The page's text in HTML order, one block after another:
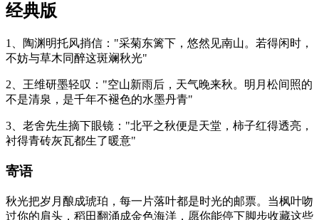
经典版
1、陶渊明托风捎信："采菊东篱下，悠然见南山。若得闲时，
不妨与草木同醉这斑斓秋光"
2、王维研墨轻叹："空山新雨后，天气晚来秋。明月松间照的
不是清泉，是千年不褪色的水墨丹青"
3、老舍先生摘下眼镜："北平之秋便是天堂，柿子红得透亮，
衬得青砖灰瓦都生了暖意"
寄语
秋光把岁月酿成琥珀，每一片落叶都是时光的邮票。当枫叶吻
过你的肩头，稻田翻涌成金色海洋，愿你能停下脚步收藏这些